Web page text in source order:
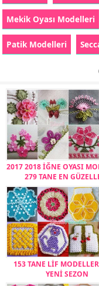
Mekik Oyası Modelleri
Patik Modelleri
2017 2018 İĞNE OYASI
279 TANE EN
153 TANE LİF
YENİ SEZON